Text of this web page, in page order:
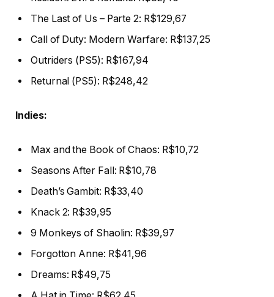
The Last of Us – Parte 2: R$129,67
Call of Duty: Modern Warfare: R$137,25
Outriders (PS5): R$167,94
Returnal (PS5): R$248,42
Indies:
Max and the Book of Chaos: R$10,72
Seasons After Fall: R$10,78
Death’s Gambit: R$33,40
Knack 2: R$39,95
9 Monkeys of Shaolin: R$39,97
Forgotton Anne: R$41,96
Dreams: R$49,75